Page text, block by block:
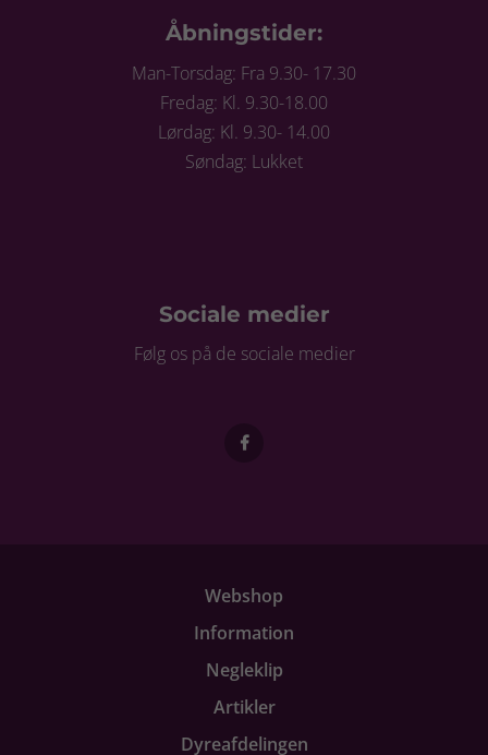
Åbningstider:
Man-Torsdag: Fra 9.30- 17.30
Fredag: Kl. 9.30-18.00
Lørdag: Kl. 9.30- 14.00
Søndag: Lukket
Sociale medier
Følg os på de sociale medier
Webshop
Information
Negleklip
Artikler
Dyreafdelingen